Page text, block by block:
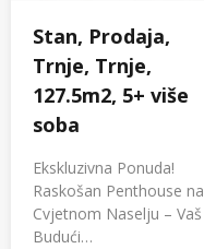
Stan, Prodaja,
Trnje, Trnje,
127.5m2, 5+ više
soba
Ekskluzivna Ponuda!
Raskošan Penthouse na
Cvjetnom Naselju – Vaš
Budući…